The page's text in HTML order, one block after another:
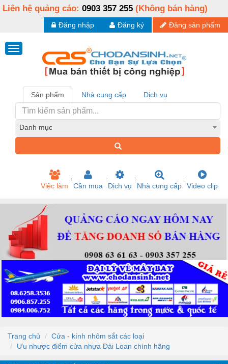
Liên hệ quảng cáo: 0903 357 255 (Không bán hàng)
Đăng sản phẩm
Đăng ký
Đăng nhập
Sản phẩm Nhà cung cấp Dịch vụ
Danh mục
Việc làm Cần mua Dịch vụ Nhà cung cấp Video clip
Trang chủ
Cửa - kính nhôm sắt các loại
Ưu nhược điểm cửa nhựa Đài Loan chính hãng